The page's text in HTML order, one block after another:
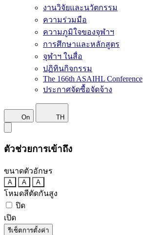
งานวิจัยและนวัตกรรม
ความร่วมมือ
ความภูมิใจของจุฬาฯ
การศึกษาและหลักสูตร
จุฬาฯ ในสื่อ
ปฏิทินกิจกรรม
The 166th ASAIHL Conference
ประกาศจัดซื้อจัดจ้าง
On TH
ตัวช่วยการเข้าถึง
ขนาดตัวอักษร
A A A
โหมดสีตัดกันสูง
ปิด
เปิด
รีเซ็ตการตั้งค่า